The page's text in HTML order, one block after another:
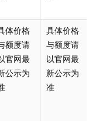
体价格
额度请
官网最
公示为
具体价格
与额度请
以官网最
新公示为
准